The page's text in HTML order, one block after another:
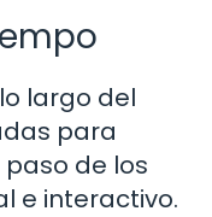
largo del
para
de los
e interactivo.